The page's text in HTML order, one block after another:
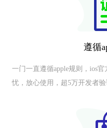
遵循
一门一直遵循apple规则，ios
忧，放心使用，超5万开发者验